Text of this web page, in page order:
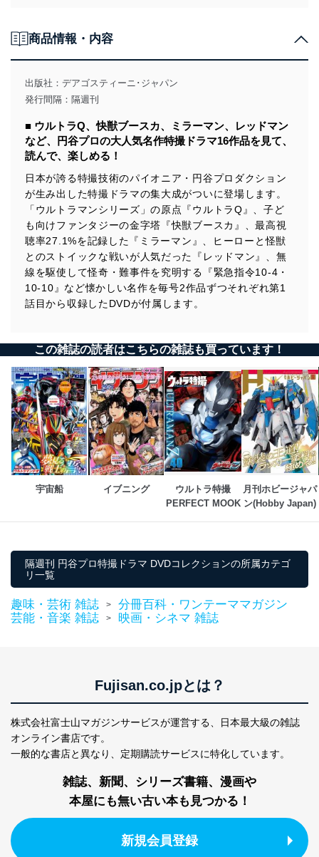
用目的を明確にし、本人の同意を得たうえで利用目的の
達成に必要な範囲内で適法かつ公正な手段によって取
得・利用・提供を行います。また、当社が保有している
個人情報は、同意を得ずに目的外利用、第三者への提
みを確実にするため、従業者等の教育を徹底してまいり
ます。また、目的外利用を行わないために、適切な管理
措置を講じます。
法令遵守
当社は、個人情報に関連する法令、国が定める指針及び
その他の規範を遵守します。また、当社の管理の仕組み
に、これらの法令及びその他の規範を常に適合させま
す。
個人情報の安全管理措置
当社は、個人情報の正確性及び安全性を確保するため
正に努めます。
個人データを取り扱うことのできる機器及び当該
機器を取り扱う従業者を明確化し、 個人データへ
の不要なアクセスを防止しています。
アクセス者の識別と認証
機器に標準装備されているユーザー制御機能（ユ
ーザーアカウント制御）により、個人情報データ
ベース等を取り扱う情報システムを使用する従業
者を識別・認証しています。
個人データを取り扱う機器等のオペレーティング
個人データを取り扱う機器等にセキュリティ対策
ソフトウェア等を導入し、自動更新 機能等の活用
情報システムの使用に伴う漏洩等の防止
メール等により個人データの含まれるファイルを
善し、常に最良の状態を維持します。
苦情及び相談受付け窓口
貴殿の個人情報及び当社の個人情報保護マネジメントシ
ステムに関するご相談及び苦情については以下までご連
絡ください。
適切、かつ迅速に対応させていただきます。
株式会社富士山マガジンサービス 個人情報問い合わせ
商品情報・内容
出版社： デアゴスティーニ･ジャパン
発行間隔：隔週刊
■ ウルトラQ、快獣ブースカ、ミラーマン、レッドマン
など、円谷プロの大人気名作特撮ドラマ16作品を見て、
読んで、楽しめる！
日本が誇る特撮技術のパイオニア・円谷プロダクション
が生み出した特撮ドラマの集大成がついに登場します。
「ウルトラマンシリーズ」の原点『ウルトラQ』、子ど
も向けファンタジーの金字塔『快獣ブースカ』、最高視
聴率27.1%を記録した『ミラーマン』、ヒーローと怪獣
とのストイックな戦いが人気だった『レッドマン』、無
線を駆使して怪奇・難事件を究明する『緊急指令10-4・
10-10』など懐かしい名作を毎号2作品ずつそれぞれ第1
話目から収録したDVDが付属します。
この雑誌の読者はこちらの雑誌も買っています！
宇宙船 イブニング
ウルトラ特撮
PERFECT MOOK
月刊ホビージャパ
ン(Hobby Japan)
隔週刊 円谷プロ特撮ドラマ DVDコレクションの所属カテゴ
リ一覧
趣味・芸術 雑誌 >
分冊百科・ワンテーママガジン
芸能・音楽 雑誌
> 映画・シネマ 雑誌
Fujisan.co.jpとは？
株式会社富士山マガジンサービスが運営する、
日本最大級の雑誌
オンライン書店です。
一般的な書店と異なり、 定期購読サービスに特化しています。
雑誌、新聞、シリーズ書籍、漫画や
本屋にも無い古い本も見つかる！
新規会員登録